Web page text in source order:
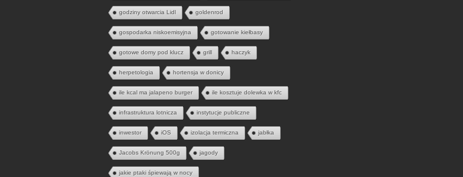
godziny otwarcia Lidl goldenrod
gospodarka niskoemisyjna gotowanie kiełbasy
gotowe domy pod klucz grill haczyk
herpetologia hortensja w donicy
ile kcal ma jalapeno burger ile kosztuje dolewka w kfc
infrastruktura lotnicza instytucje publiczne
inwestor iOS izolacja termiczna jabłka
Jacobs Krönung 500g jagody
jakie ptaki śpiewają w nocy